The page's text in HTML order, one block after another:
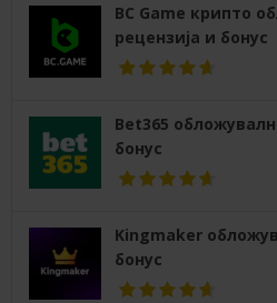
BC Game крипто
рецензија и бонус
Bet365
бонус
Kingmaker
бонус